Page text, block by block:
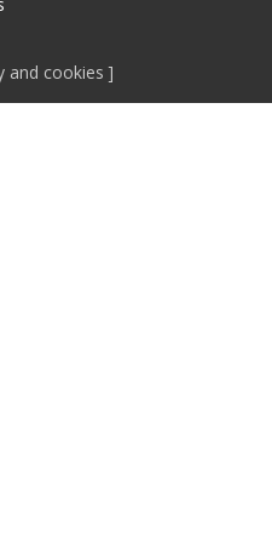
and cookies